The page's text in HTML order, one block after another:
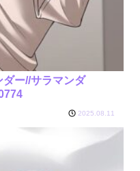
ダー//サラマンダ
2025.08.11